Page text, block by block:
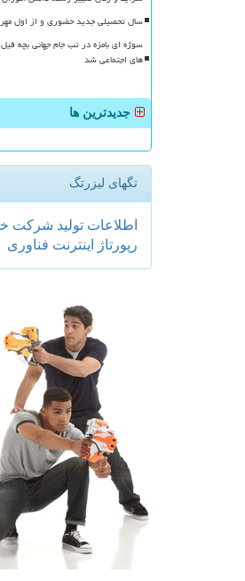
سال تحصیلی جدید حضوری و از اول
سوژه ای بامزه در تب جام جهانی بچه
های اجتماعی شد
جدیدترین ها
تگهای لیزرتگ
اطلاعات تولید شركت
رپورتاژ
اینترنت فناوری